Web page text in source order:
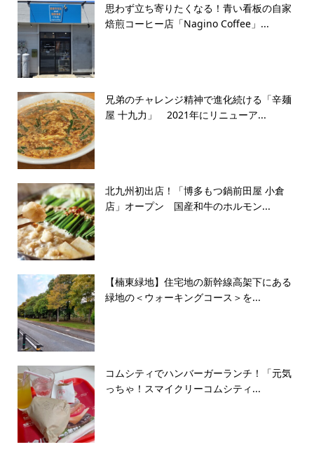
思わず立ち寄りたくなる！青い看板の自家
焙煎コーヒー店「Nagino Coffee」...
兄弟のチャレンジ精神で進化続ける「辛麺
屋 十九力」 2021年にリニューア...
北九州初出店！「博多もつ鍋前田屋 小倉
店」オープン 国産和牛のホルモン...
【楠東緑地】住宅地の新幹線高架下にある
緑地の＜ウォーキングコース＞を...
コムシティでハンバーガーランチ！「元気
っちゃ！スマイクリーコムシティ...